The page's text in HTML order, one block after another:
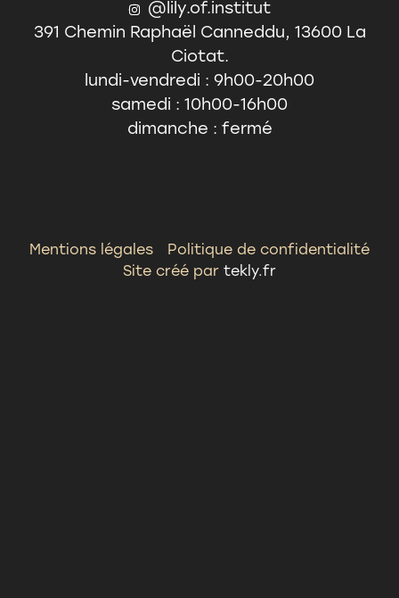
@lily.of.institut
391 Chemin Raphaël Canneddu, 13600 La
Ciotat.
lundi-vendredi : 9h00-20h00
samedi : 10h00-16h00
dimanche : fermé
Mentions légales
Politique de confidentialité
Site créé par tekly.fr